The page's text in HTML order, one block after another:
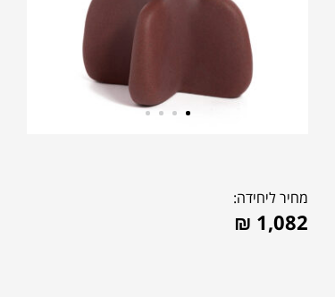
מחיר ליחידה:
₪ 1,082